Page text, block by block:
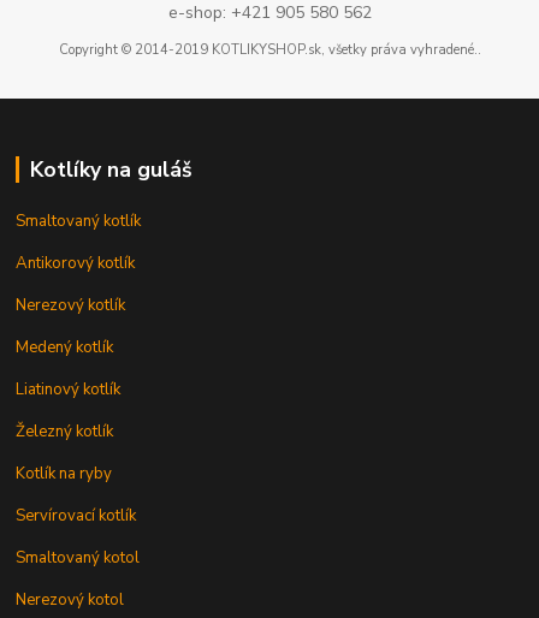
e-shop: +421 905 580 562
Copyright © 2014-2019 KOTLIKYSHOP.sk, všetky práva vyhradené..
Kotlíky na guláš
Smaltovaný kotlík
Antikorový kotlík
Nerezový kotlík
Medený kotlík
Liatinový kotlík
Železný kotlík
Kotlík na ryby
Servírovací kotlík
Smaltovaný kotol
Nerezový kotol